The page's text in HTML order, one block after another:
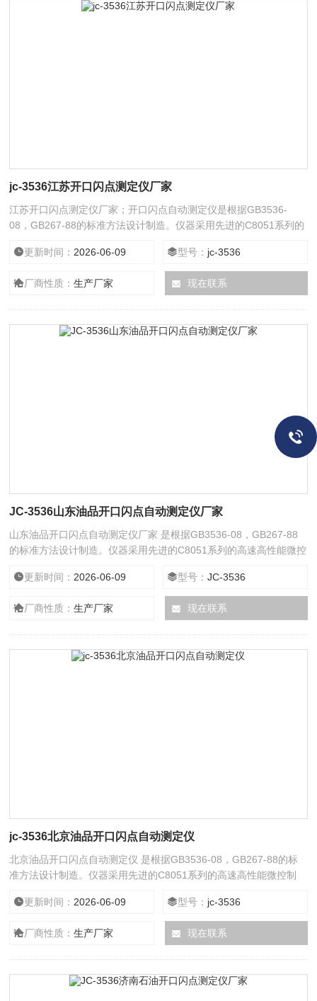
jc-3536江苏开口闪点测定仪厂家
江苏开口闪点测定仪厂家；开口闪点自动测定仪是根据GB3536-
08，GB267-88的标准方法设计制造。仪器采用先进的C8051系列的
稳定可靠。采用大屏幕彩色液晶触摸屏显示器。中文菜单操作界面，
使操作更加简单直观。采用汉字热敏式打印机，具有打印清晰、速度
快、噪音低等优点。该仪器为测试自动升降、自动划扫，自动点火方
更新时间： 2026-06-09 型号： jc-3536
厂商性质：生产厂家 现在联系
JC-3536山东油品开口闪点自动测定仪厂家
山东油品开口闪点自动测定仪厂家 是根据GB3536-08，GB267-88
的标准方法设计制造。仪器采用先进的C8051系列的高速高性能微控
大屏幕彩色液晶触摸屏显示器。中文菜单操作界面
更新时间： 2026-06-09 型号：JC-3536
厂商性质：生产厂家 现在联系
jc-3536北京油品开口闪点自动测定仪
北京油品开口闪点自动测定仪 是根据GB3536-08，GB267-88的标
准方法设计制造。仪器采用先进的C8051系列的高速高性能微控制
屏幕彩色液晶触摸屏显示器。中文菜单操作界面，使操作更加简单直
观。采用汉字热敏式打印机，具有打印清晰、速度快、噪音低等优
点。该仪器为测试自动升降、自动划扫，自动点火方式。
更新时间： 2026-06-09 型号： jc-3536
厂商性质：生产厂家 现在联系